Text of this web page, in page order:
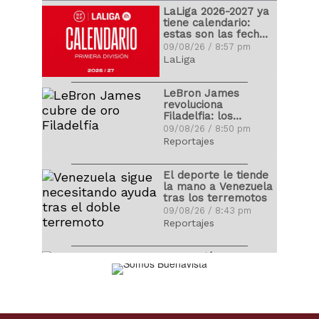
Fernando Alonso la
Fórmula 1 se despide
por las vacaciones
30/07/17 / 5:32 pm
publicó fotografía
con sus hijos recién
nacidos
29/06/17 / 8:40 pm
homenaje de la
Vinotinto
09/06/17 / 8:33 am
Lineup de Venezuela,
con fuerza
descomunal
Clásico Mundial de
Béisbol levanta el
telón con claros
LaLiga 2026-2027 ya
tiene calendario:
estas son las fechas
claves
09/08/26 / 8:57 pm
LaLiga
LeBron James
revoluciona
Filadelfia: los
precios de las
entradas se
disparan
09/08/26 / 8:50 pm
Reportajes
El deporte le tiende
la mano a Venezuela
tras los terremotos
09/08/26 / 8:43 pm
Reportajes
Conmoción en
Argentina: Murió